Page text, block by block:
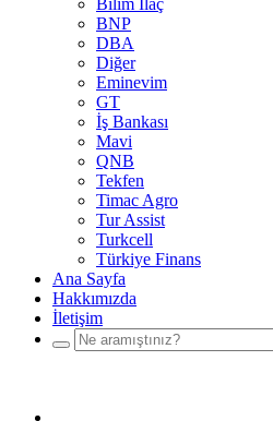
Bilim İlaç
BNP
DBA
Diğer
Eminevim
GT
İş Bankası
Mavi
QNB
Tekfen
Timac Agro
Tur Assist
Turkcell
Türkiye Finans
Ana Sayfa
Hakkımızda
İletişim